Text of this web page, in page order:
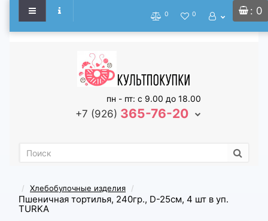
: 0
0 0
пн - пт: с 9.00 до 18.00
+7 (926) 365-76-20
Хлебобулочные изделия
Пшеничная тортилья, 240гр., D-25см, 4 шт в уп.
TURKA